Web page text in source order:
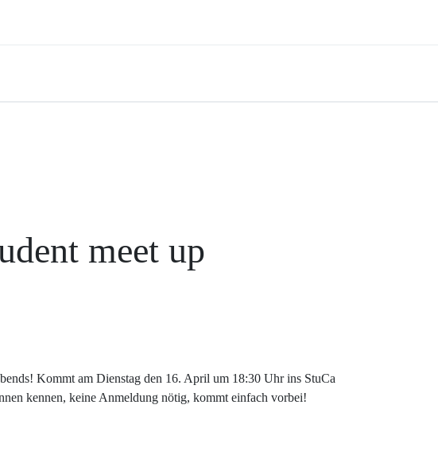
meet up
Kommt am Dienstag den 16. April um 18:30 Uhr ins StuCa
kennen, keine Anmeldung nötig, kommt einfach vorbei!